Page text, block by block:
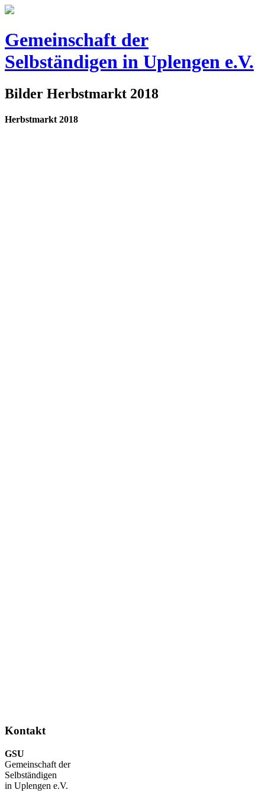
Gemeinschaft der
Selbständigen in Uplengen e.V.
Bilder Herbstmarkt 2018
Herbstmarkt 2018
Kontakt
GSU
Gemeinschaft der
Selbständigen
in Uplengen e.V.